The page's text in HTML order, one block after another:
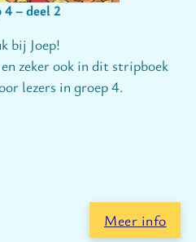
– deel 2
bij Joep!
zeker ook in dit stripboek
lezers in groep 4.
Meer info